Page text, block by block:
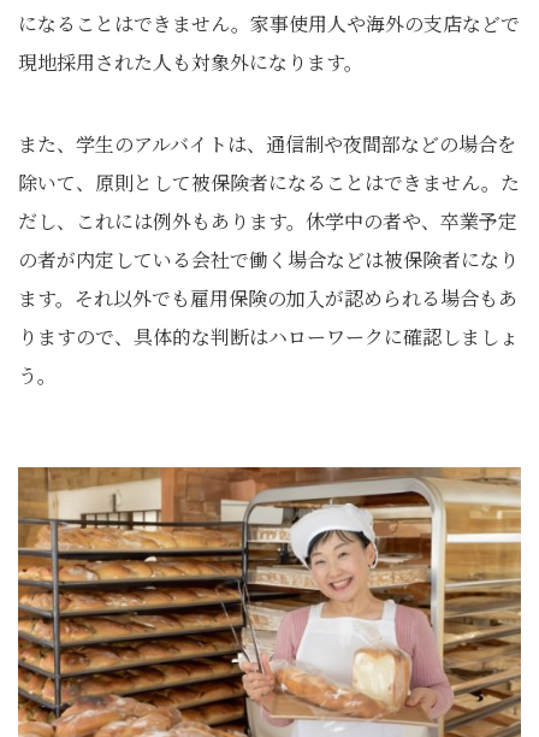
になることはできません。家事使用人や海外の支店などで
現地採用された人も対象外になります。
また、学生のアルバイトは、通信制や夜間部などの場合を
除いて、原則として被保険者になることはできません。た
だし、これには例外もあります。休学中の者や、卒業予定
の者が内定している会社で働く場合などは被保険者になり
ます。それ以外でも雇用保険の加入が認められる場合もあ
りますので、具体的な判断はハローワークに確認しましょ
う。